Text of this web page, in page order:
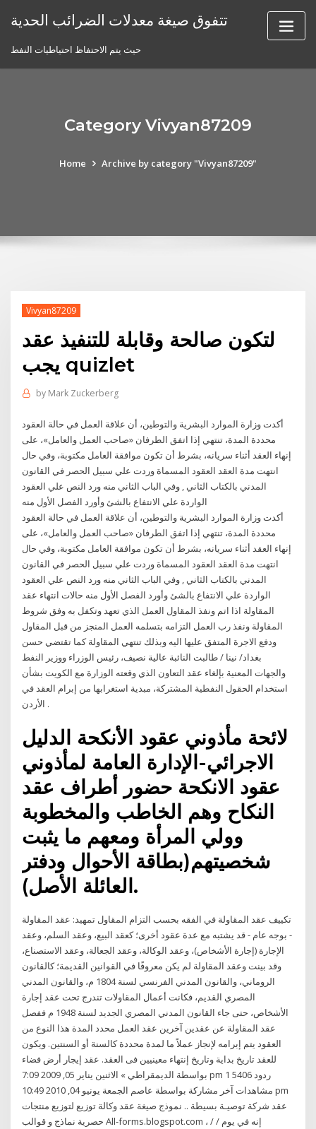
تتفوق صيغة معدلات الضرائب الحدية
حيث يتم الاحتفاظ احتياطيات النفط
Category Vivyan87209
Home Archive by category "Vivyan87209"
Vivyan87209
لتكون صالحة وقابلة للتنفيذ عقد
يجب quizlet
by Mark Zuckerberg
أكدت وزارة الموارد البشرية والتوطين، أن علاقة العمل في حالة العقود
محددة المدة، تنتهي إذا اتفق الطرفان «صاحب العمل والعامل»، على
إنهاء العقد أثناء سريانه، بشرط أن تكون موافقة العامل مكتوبة، وفي حال
انتهت مدة العقد العقود المسماة وردت علي سبيل الحصر في القانون
المدني بالكتاب الثاني , وفي الباب الثاني منه ورد النص علي العقود
الواردة علي الانتفاع بالشئ وأورد الفصل الأول منه
أكدت وزارة الموارد البشرية والتوطين، أن علاقة العمل في حالة العقود
محددة المدة، تنتهي إذا اتفق الطرفان «صاحب العمل والعامل»، على
إنهاء العقد أثناء سريانه، بشرط أن تكون موافقة العامل مكتوبة، وفي حال
انتهت مدة العقد العقود المسماة وردت علي سبيل الحصر في القانون
المدني بالكتاب الثاني , وفي الباب الثاني منه ورد النص علي العقود
الواردة علي الانتفاع بالشئ وأورد الفصل الأول منه حالات انتهاء عقد
المقاولة اذا اتم ونفذ المقاول العمل الذي تعهد وتكفل به وفق شروط
المقاولة ونفذ رب العمل التزامه بتسلمه العمل المنجز من قبل المقاول
ودفع الاجرة المتفق عليها اليه وبذلك تنتهي المقاولة كما تقتضي حسن
بغداد/ نينا / طالبت النائبة عالية نصيف، رئيس الوزراء ووزير النفط
والجهات المعنية بإلغاء عقد التعاون الذي وقعته الوزارة مع الكويت بشأن
استخدام الحقول النفطية المشتركة، مبدية استغرابها من إبرام العقد في
الأردن .
لائحة مأذوني عقود الأنكحة الدليل
الاجرائي-الإدارة العامة لمأذوني
عقود الانكحة حضور أطراف عقد
النكاح وهم الخاطب والمخطوبة
وولي المرأة ومعهم ما يثبت
شخصيتهم(بطاقة الأحوال ودفتر
العائلة الأصل).
تكييف عقد المقاولة في الفقه بحسب التزام المقاول تمهيد: عقد المقاولة
- بوجه عام - قد يشتبه مع عدة عقود أخرى؛ كعقد البيع، وعقد السلم، وعقد
الإجارة (إجارة الأشخاص)، وعقد الوكالة، وعقد الجعالة، وعقد الاستصناع،
وقد بينت وعقد المقاولة لم يكن معروفًا في القوانين القديمة؛ كالقانون
الروماني، والقانون المدني الفرنسي لسنة 1804 م، والقانون المدني
المصري القديم، فكانت أعمال المقاولات تندرج تحت عقد إجارة
الأشخاص، حتى جاء القانون المدني المصري الجديد لسنة 1948 م ففصل
عقد المقاولة عن عقدين آخرين عقد العمل محدد المدة هذا النوع من
العقود يتم إبرامه لإنجاز عملاً ما لمدة محددة كالسنة أو السنتين. ويكون
للعقد تاريخ بداية وتاريخ إنتهاء معينيين فى العقد. عقد إيجار أرض فضاء
بواسطة الديمقراطي » الاثنين يناير 05, 2009 7:09 pm 1 ردود 5406
مشاهدات آخر مشاركة بواسطة عاصم الجمعة يونيو 04, 2010 10:49 pm
عقد شركة توصيـة بسيطة .. نموذج صيغة عقد وكالة توزيع لتوزيع منتجات
حصرية نماذج و قوالب All-forms.blogspot.com إنه في يوم / / ،